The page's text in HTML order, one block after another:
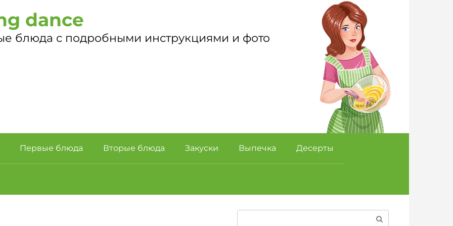
dance
блюда с подробными инструкциями и фото
Первые блюда Вторые блюда Закуски Выпечка Десерты